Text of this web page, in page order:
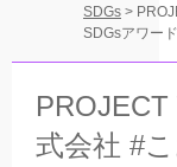
SDGs >
SDGsアワー
式会社 #